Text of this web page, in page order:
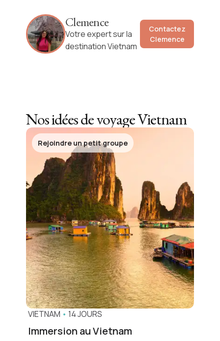
Clemence
Votre expert sur la
destination Vietnam
Contactez
Clemence
Nos idées de voyageVietnam
Rejoindre un petit groupe
VIETNAM • 14 JOURS
Immersion au Vietnam